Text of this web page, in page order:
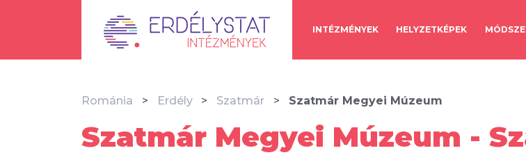
INTÉZMÉNYEK HELYZETKÉPEK
Románia Erdély Szatmár Szatmár Megyei Múzeum
Szatmár Megyei Múzeum -